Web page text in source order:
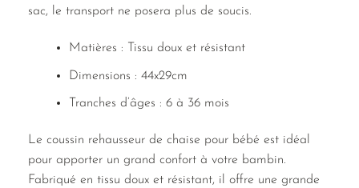
sac, le transport ne posera plus de soucis.
Matières : Tissu doux et résistant
Dimensions : 44x29cm
Tranches d’âges : 6 à 36 mois
Le coussin rehausseur de chaise pour bébé est idéal
pour apporter un grand confort à votre bambin.
Fabriqué en tissu doux et résistant, il offre une grande